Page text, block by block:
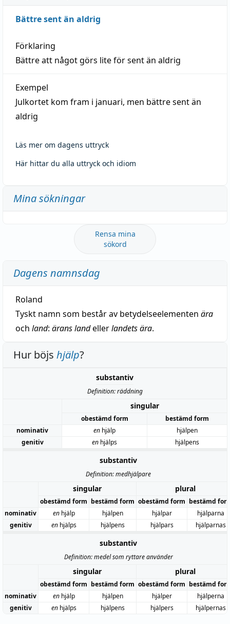
Bättre sent än aldrig
Förklaring
Bättre att något görs lite för sent än aldrig
Exempel
Julkortet kom fram i januari, men bättre sent än
aldrig
Läs mer om dagens uttryck
Här hittar du alla uttryck och idiom
Mina sökningar
Rensa mina
sökord
Dagens namnsdag
Roland
Tyskt namn som består av betydelseelementen ära
och land: ärans landellerlandets ära.
Hur böjs hjälp?
substantiv
Definition: räddning
singular
obestämd form
bestämd form
nominativ
en hjälp
hjälpen
genitiv
en hjälps hjälpens
substantiv
Definition: medhjälpare
singular plural
obestämd form bestämd form obestämd form bestämd
nominativ
enhjälp hjälpen hjälpar
hjälparna
genitiv
enhjälps hjälpens hjälpars hjälparnas
substantiv
Definition: medel som ryttare använder
singular plural
obestämd form bestämd form obestämd form bestämd
nominativ
enhjälp hjälpen hjälper
hjälperna
genitiv
enhjälps hjälpens hjälpers hjälpernas